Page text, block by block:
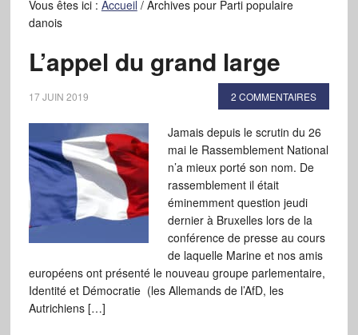
Vous êtes ici : Accueil /Archives pour Parti populaire
danois
L’appel du grand large
17 JUIN 2019 2 COMMENTAIRES
Jamais depuis le scrutin du 26
mai le Rassemblement National
n’a mieux porté son nom. De
rassemblement il était
éminemment question jeudi
dernier à Bruxelles lors de la
conférence de presse au cours
de laquelle Marine et nos amis
européens ont présenté le nouveau groupe parlementaire,
Identité et Démocratie (les Allemands de l’AfD, les
Autrichiens […]